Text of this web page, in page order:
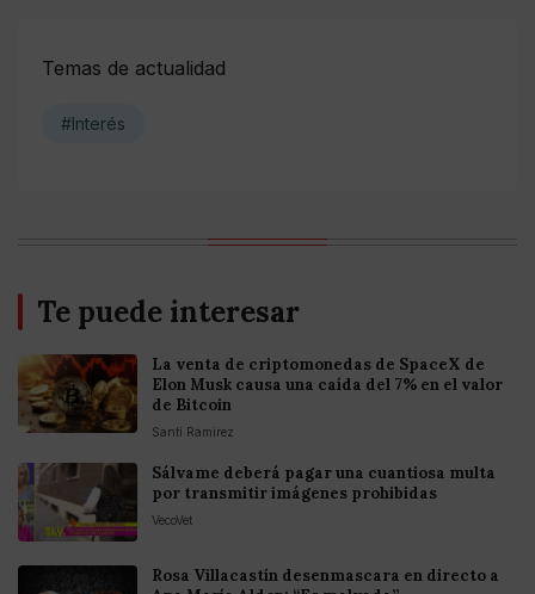
Temas de actualidad
#Interés
Te puede interesar
La venta de criptomonedas de SpaceX de
Elon Musk causa una caída del 7% en el valor
de Bitcoin
Santi Ramirez
Sálvame deberá pagar una cuantiosa multa
por transmitir imágenes prohibidas
VecoVet
Rosa Villacastín desenmascara en directo a